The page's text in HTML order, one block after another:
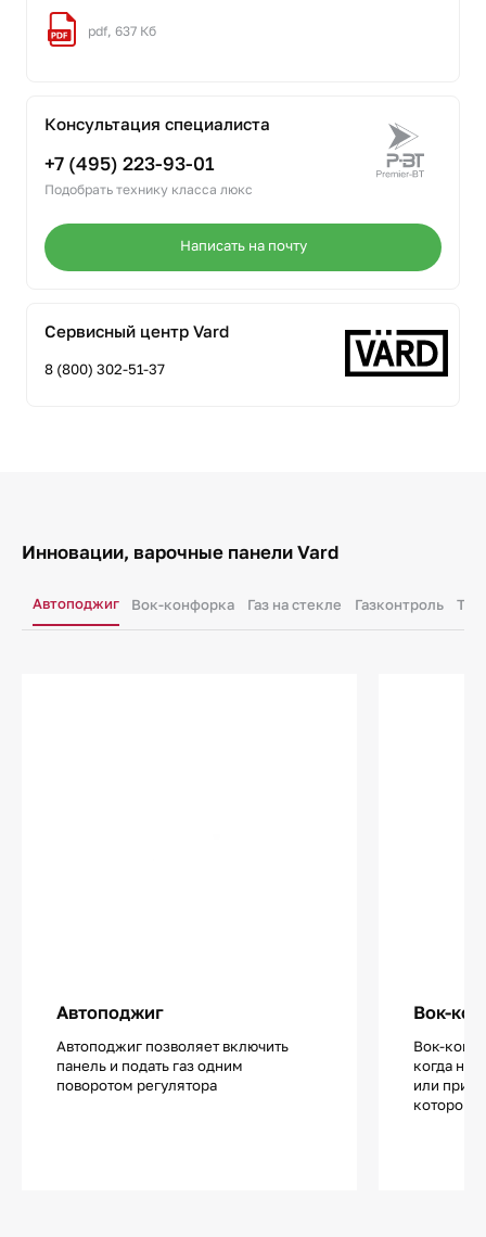
pdf, 637 Кб
Консультация специалиста
+7 (495) 223-93-01
Подобрать технику класса люкс
Написать на почту
Сервисный центр Vard
8 (800) 302-51-37
Инновации, варочные панели Vard
Автоподжиг Вок-конфорка Газ на стекле Газконтроль
Автоподжиг
Автоподжиг позволяет включить
панель и подать газ одним
поворотом регулятора
Вок-
Вок-
когда
или